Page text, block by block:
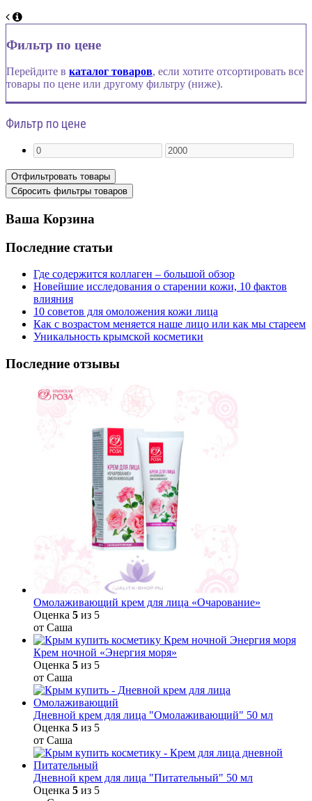
Фильтр по цене
Перейдите в каталог товаров, если хотите отсортировать все
товары по цене или другому фильтру (ниже).
Фильтр по цене
Ваша Корзина
Последние статьи
Где содержится коллаген – большой обзор
Новейшие исследования о старении кожи, 10 фактов
влияния
10 советов для омоложения кожи лица
Как с возрастом меняется наше лицо или как мы стареем
Уникальность крымской косметики
Последние отзывы
Омолаживающий крем для лица «Очарование»
Оценка 5 из 5
от Саша
Крем ночной «Энергия моря»
Оценка 5 из 5
от Саша
Дневной крем для лица "Омолаживающий" 50 мл
Оценка 5 из 5
от Саша
Дневной крем для лица "Питательный" 50 мл
Оценка 5 из 5